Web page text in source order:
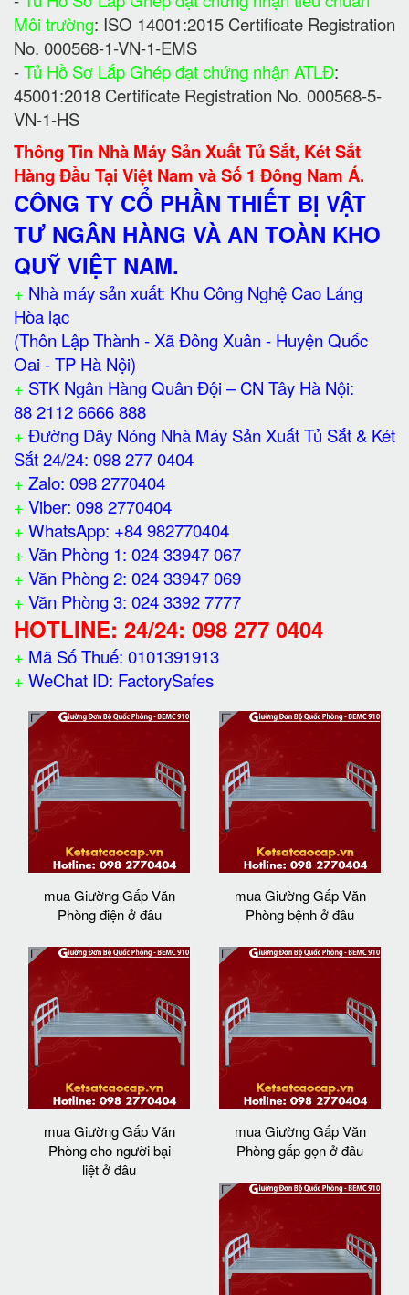
Môi trường: ISO 14001:2015 Certificate Registration
No. 000568-1-VN-1-EMS
-Tủ Hồ Sơ Lắp Ghép đạt chứng nhận ATLĐ:
45001:2018 Certificate Registration No. 000568-5-
VN-1-HS
Thông Tin Nhà Máy Sản Xuất Tủ Sắt, Két Sắt
Hàng Đầu Tại Việt Nam và Số 1 Đông Nam Á.
CÔNG TY CỔ PHẦN THIẾT BỊ VẬT
TƯ NGÂN HÀNG VÀ AN TOÀN KHO
QUỸ VIỆT NAM.
+ Nhà máy sản xuất: Khu Công Nghệ Cao Láng
Hòa lạc
(Thôn Lập Thành - Xã Đông Xuân - Huyện Quốc
Oai - TP Hà Nội)
+ STK Ngân Hàng Quân Đội – CN Tây Hà Nội:
88 2112 6666 888
+ Đường Dây Nóng Nhà Máy Sản Xuất Tủ Sắt & Két
Sắt 24/24: 098 277 0404
+ Zalo: 098 2770404
+ Viber: 098 2770404
+ WhatsApp: +84 982770404
+ Văn Phòng 1: 024 33947 067
+ Văn Phòng 2: 024 33947 069
+ Văn Phòng 3: 024 3392 7777
HOTLINE: 24/24: 098 277 0404
+ Mã Số Thuế: 0101391913
+ WeChat ID: FactorySafes
mua Giường Gấp Văn
Phòng điện ở đâu
mua Giường Gấp Văn
Phòng bệnh ở đâu
mua Giường Gấp Văn
Phòng cho người bại
liệt ở đâu
mua Giường Gấp Văn
Phòng gấp gọn ở đâu